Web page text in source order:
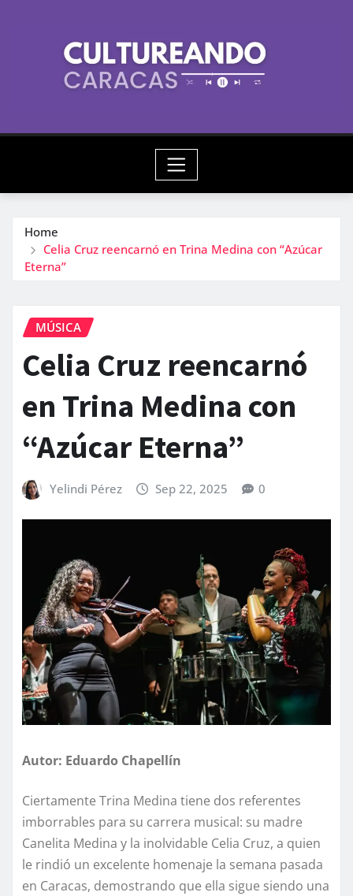
Home
Celia Cruz reencarnó en Trina Medina con “Azúcar
Eterna”
MÚSICA
Celia Cruz reencarnó
en Trina Medina con
“Azúcar Eterna”
Yelindi Pérez Sep 22, 2025 0
Autor: Eduardo Chapellín
Ciertamente Trina Medina tiene dos referentes
imborrables para su carrera musical: su madre
Canelita Medina y la inolvidable Celia Cruz, a quien
le rindió un excelente homenaje la semana pasada
en Caracas, demostrando que ella sigue siendo una